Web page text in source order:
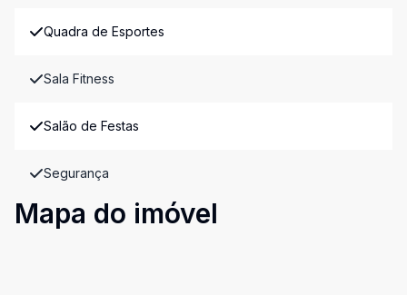
Quadra de Esportes
Sala Fitness
Salão de Festas
Segurança
Mapa do imóvel